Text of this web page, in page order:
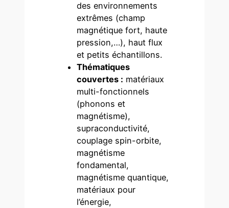
des environnements
extrêmes (champ
magnétique fort, haute
pression,…), haut flux
et petits échantillons.
Thématiques
couvertes : matériaux
multi-fonctionnels
(phonons et
magnétisme),
supraconductivité,
couplage spin-orbite,
magnétisme
fondamental,
magnétisme quantique,
matériaux pour
l’énergie,